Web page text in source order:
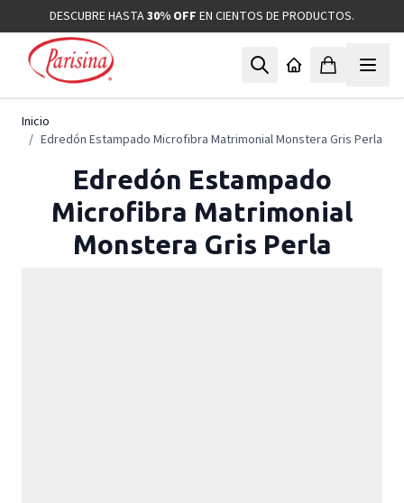
Ir al contenidoDESCUBRE HASTA30% OFF EN CIENTOS DE PRODUCTOS.
Inicio
/ Edredón Estampado Microfibra Matrimonial Monstera Gris Perla
Edredón Estampado
Microfibra Matrimonial
Monstera Gris Perla